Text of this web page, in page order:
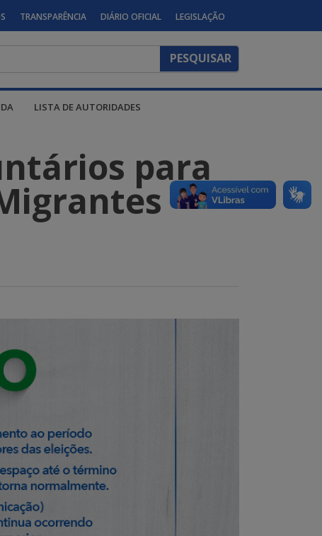
TRANSPARÊNCIA DIÁRIO OFICIAL LEGISLAÇÃO
LISTA DE AUTORIDADES
para